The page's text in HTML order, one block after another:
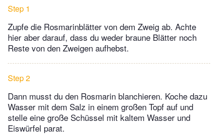
Step 1
Zupfe die Rosmarinblätter von dem Zweig ab. Achte
hier aber darauf, dass du weder braune Blätter noch
Reste von den Zweigen aufhebst.
Step 2
Dann musst du den Rosmarin blanchieren. Koche dazu
Wasser mit dem Salz in einem großen Topf auf und
stelle eine große Schüssel mit kaltem Wasser und
Eiswürfel parat.